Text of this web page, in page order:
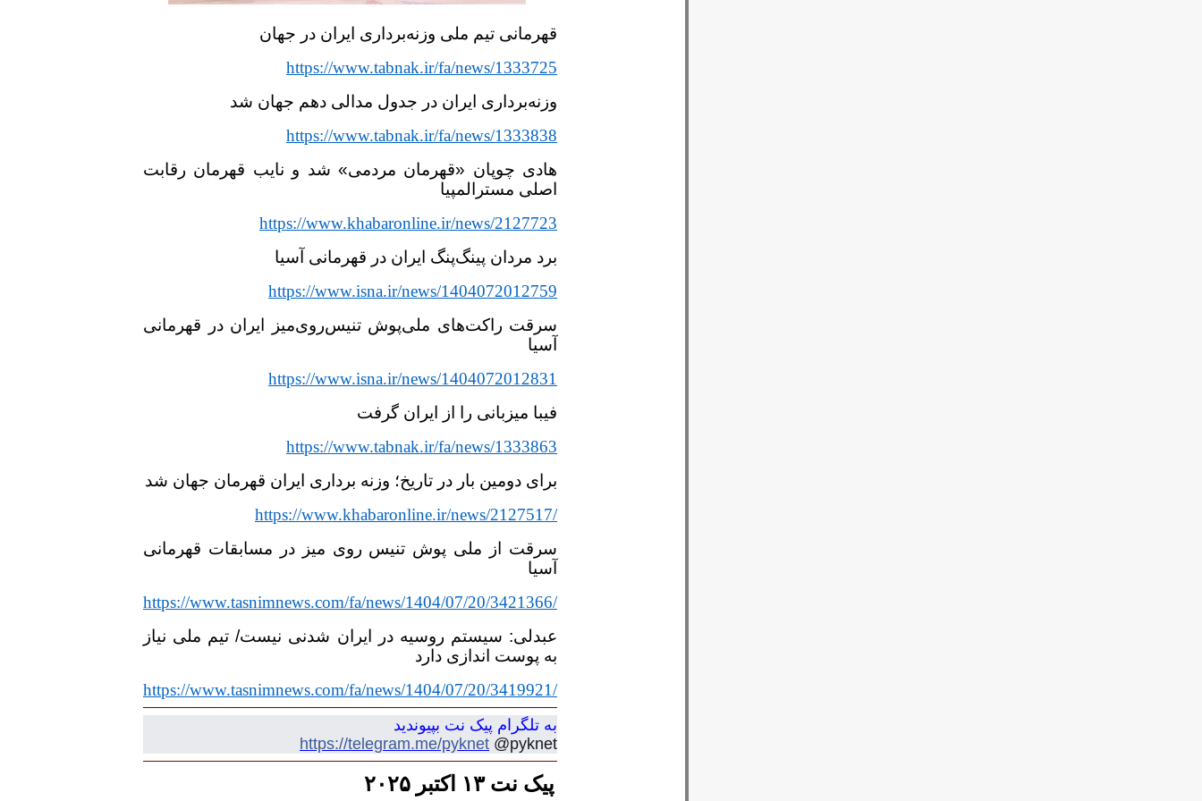
قهرمانی تیم‌ ملی وزنه‌برداری ایران در جهان
https://www.tabnak.ir/fa/news/1333725
وزنه‌برداری ایران در جدول مدالی دهم جهان شد
https://www.tabnak.ir/fa/news/1333838
هادی چوپان «قهرمان مردمی» شد و نایب قهرمان رقابت
اصلی مسترالمپیا
https://www.khabaronline.ir/news/2127723
برد مردان پینگ‌پنگ ایران در قهرمانی آسیا
https://www.isna.ir/news/1404072012759
سرقت راکت‌های ملی‌پوش تنیس‌روی‌میز ایران در قهرمانی
آسیا
https://www.isna.ir/news/1404072012831
فیبا میزبانی را از ایران گرفت
https://www.tabnak.ir/fa/news/1333863
برای دومین بار در تاریخ؛ وزنه برداری ایران قهرمان جهان شد
https://www.khabaronline.ir/news/2127517/
سرقت از ملی پوش تنیس روی میز در مسابقات قهرمانی
آسیا
https://www.tasnimnews.com/fa/news/1404/07/20/3421366/
عبدلی: سیستم روسیه در ایران شدنی نیست/ تیم ملی نیاز
به پوست اندازی دارد
https://www.tasnimnews.com/fa/news/1404/07/20/3419921/
به تلگرام پیک نت بپیوندید
https://telegram.me/pyknet @pyknet
پیک نت ۱۳ اکتبر ۲۰۲۵